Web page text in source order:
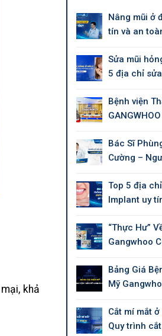
khả
Nâng mũi ở
tín và an
Sửa mũi
5 địa chỉ sửa
Bệnh viện
Bác Sĩ
Cường –
Mỹ Làm Đẹp
Top 5 địa
Implant uy
“Thực Hư”
Gangwhoo
Bảng Giá
Mỹ
Cắt mí mắt
Quy trình